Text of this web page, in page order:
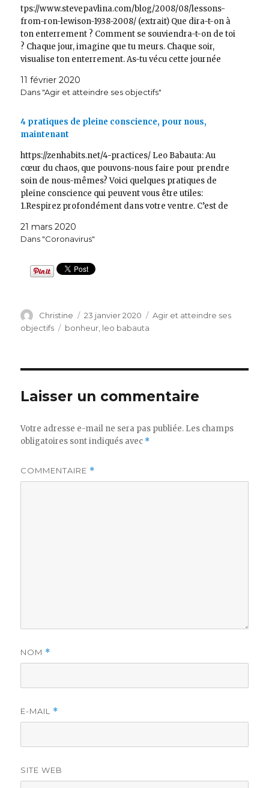
tps://www.stevepavlina.com/blog/2008/08/lessons-
from-ron-lewison-1938-2008/ (extrait) Que dira-t-on à
ton enterrement ? Comment se souviendra-t-on de toi
? Chaque jour, imagine que tu meurs. Chaque soir,
visualise ton enterrement. As-tu vécu cette journée
As-tu exprimé qui tu es? Es-tu allé vers les gens? As-tu
saisi…
11 février 2020
Dans "Agir et atteindre ses objectifs"
4 pratiques de pleine conscience, pour nous,
maintenant
https://zenhabits.net/4-practices/ Leo Babauta: Au
cœur du chaos, que pouvons-nous faire pour prendre
soin de nous-mêmes? Voici quelques pratiques de
pleine conscience qui peuvent vous être utiles:
1.Respirez profondément dans votre ventre. C’est de
vous en train de…
21 mars 2020
Dans "Coronavirus"
Auteur
Christine
Publié
le
23 janvier 2020 Catégories
Agir et atteindre ses
objectifs
Étiquettes
bonheur leo babauta
Laisser un commentaire
Votre adresse e-mail ne sera pas publiée. Les champs
obligatoires sont indiqués avec *
COMMENTAIRE *
NOM *
E-MAIL *
SITE WEB